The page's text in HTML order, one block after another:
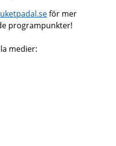
för mer
programpunkter!
medier: